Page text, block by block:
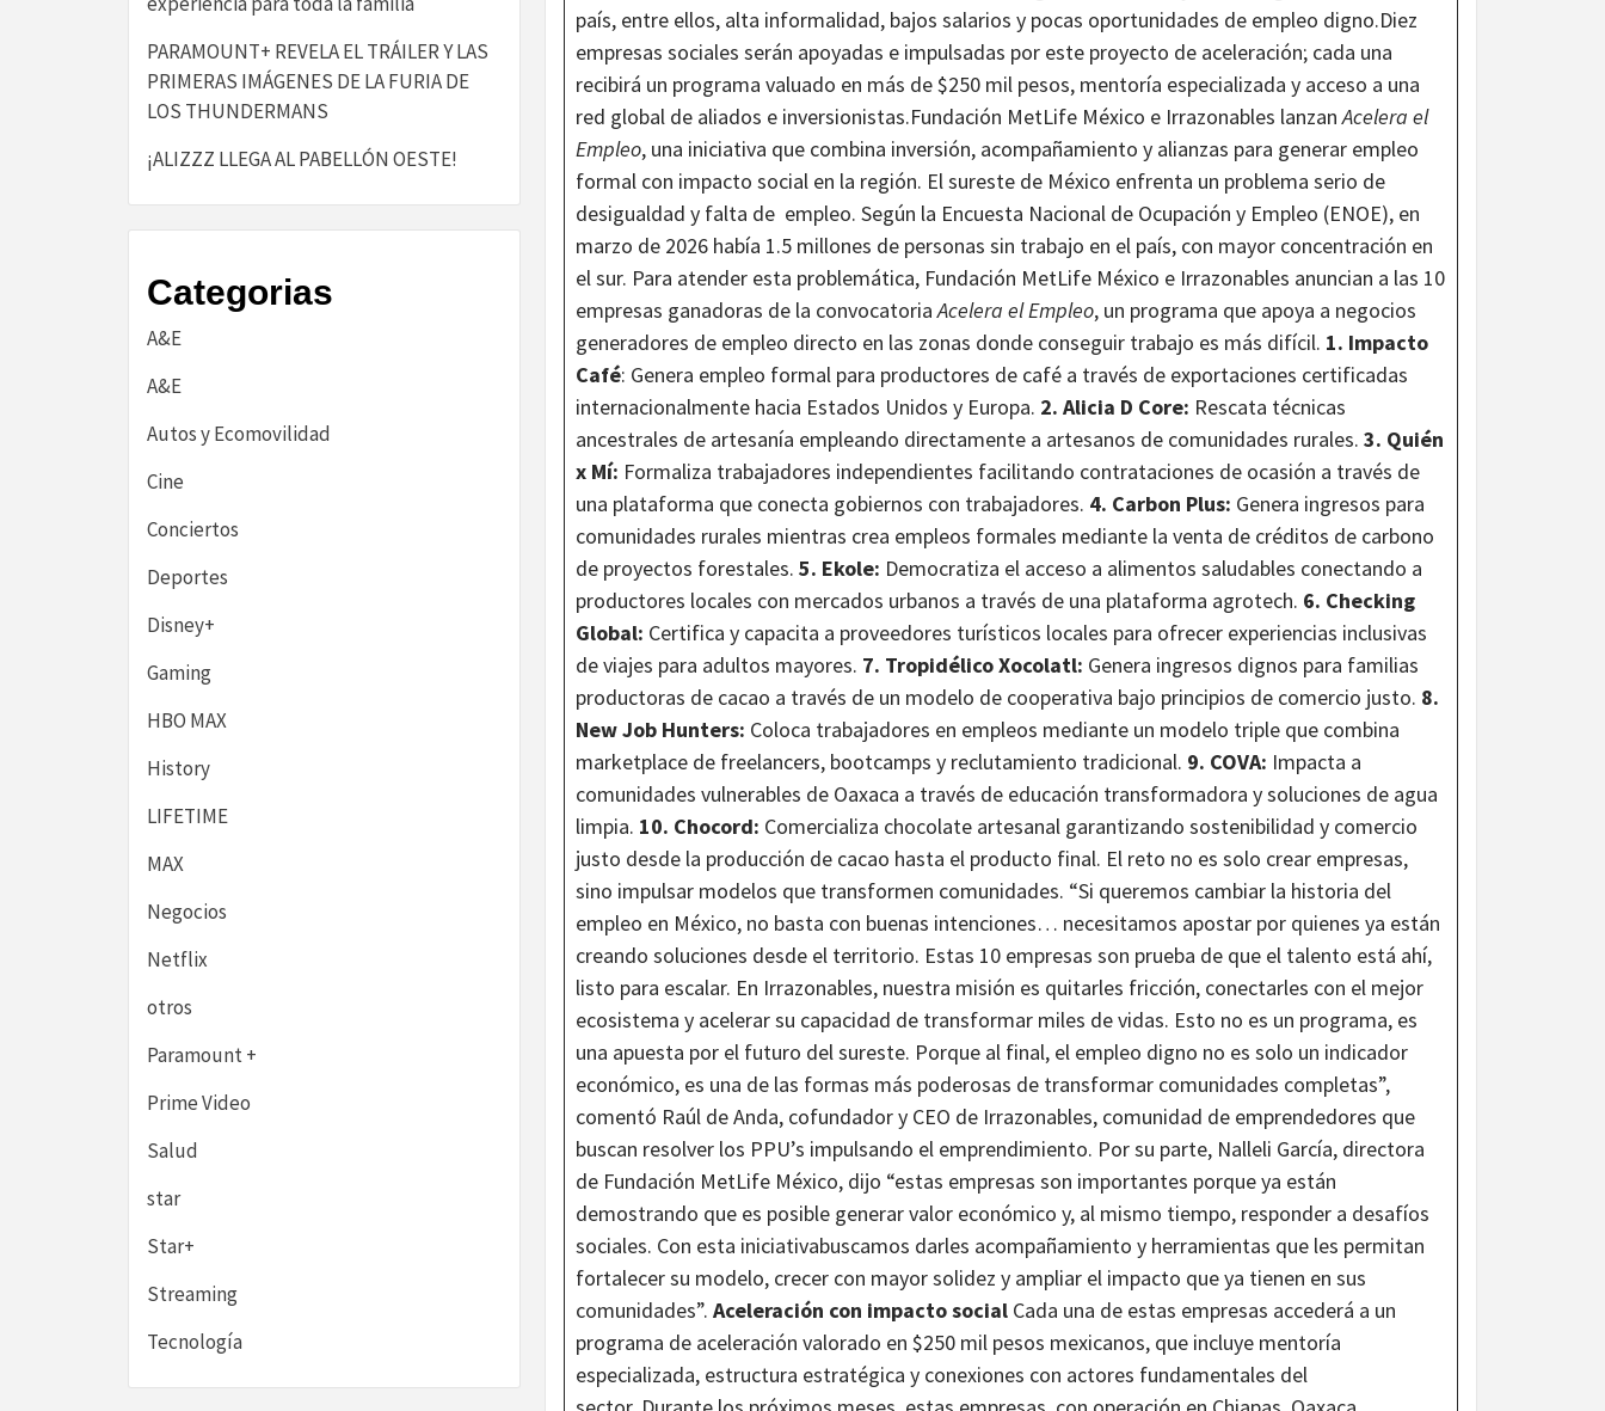
país, entre ellos, alta informalidad, bajos salarios y pocas oportunidades de empleo digno.Diez
empresas sociales serán apoyadas e impulsadas por este proyecto de aceleración; cada una
recibirá un programa valuado en más de $250 mil pesos, mentoría especializada y acceso a una
red global de aliados e inversionistas.Fundación MetLife México e Irrazonables lanzanAcelera el
Empleo, una iniciativa que combina inversión, acompañamiento y alianzas para generar empleo
formal con impacto social en la región. El sureste de México enfrenta un problema serio de
desigualdad y falta de empleo. Según la Encuesta Nacional de Ocupación y Empleo (ENOE), en
marzo de 2026 había 1.5 millones de personas sin trabajo en el país, con mayor concentración en
el sur. Para atender esta problemática, Fundación MetLife México e Irrazonables anuncian a las 10
empresas ganadoras de la convocatoriaAcelera el Empleo, un programa que apoya a negocios
generadores de empleo directo en las zonas donde conseguir trabajo es más difícil. 1. Impacto
Café: Genera empleo formal para productores de café a través de exportaciones certificadas
internacionalmente hacia Estados Unidos y Europa. 2. Alicia D Core: Rescata técnicas
ancestrales de artesanía empleando directamente a artesanos de comunidades rurales. 3. Quién
x Mí: Formaliza trabajadores independientes facilitando contrataciones de ocasión a través de
una plataforma que conecta gobiernos con trabajadores. 4. Carbon Plus: Genera ingresos para
comunidades rurales mientras crea empleos formales mediante la venta de créditos de carbono
de proyectos forestales. 5. Ekole: Democratiza el acceso a alimentos saludables conectando a
productores locales con mercados urbanos a través de una plataforma agrotech. 6. Checking
Global: Certifica y capacita a proveedores turísticos locales para ofrecer experiencias inclusivas
de viajes para adultos mayores. 7. Tropidélico Xocolatl: Genera ingresos dignos para familias
productoras de cacao a través de un modelo de cooperativa bajo principios de comercio justo. 8.
New Job Hunters: Coloca trabajadores en empleos mediante un modelo triple que combina
marketplace de freelancers, bootcamps y reclutamiento tradicional. 9. COVA: Impacta a
comunidades vulnerables de Oaxaca a través de educación transformadora y soluciones de agua
limpia. 10. Chocord: Comercializa chocolate artesanal garantizando sostenibilidad y comercio
justo desde la producción de cacao hasta el producto final. El reto no es solo crear empresas,
sino impulsar modelos que transformen comunidades. “Si queremos cambiar la historia del
empleo en México, no basta con buenas intenciones… necesitamos apostar por quienes ya están
creando soluciones desde el territorio. Estas 10 empresas son prueba de que el talento está ahí,
listo para escalar. En Irrazonables, nuestra misión es quitarles fricción, conectarles con el mejor
ecosistema y acelerar su capacidad de transformar miles de vidas. Esto no es un programa, es
una apuesta por el futuro del sureste. Porque al final, el empleo digno no es solo un indicador
económico, es una de las formas más poderosas de transformar comunidades completas”,
comentó Raúl de Anda, cofundador y CEO de Irrazonables, comunidad de emprendedores que
buscan resolver los PPU’s impulsando el emprendimiento. Por su parte, Nalleli García, directora
de Fundación MetLife México, dijo “estas empresas son importantes porque ya están
demostrando que es posible generar valor económico y, al mismo tiempo, responder a desafíos
sociales. Con esta iniciativabuscamos darles acompañamiento y herramientas que les permitan
fortalecer su modelo, crecer con mayor solidez y ampliar el impacto que ya tienen en sus
comunidades”. Aceleración con impacto social Cada una de estas empresas accederá a un
programa de aceleración valorado en $250 mil pesos mexicanos, que incluye mentoría
especializada, estructura estratégica y conexiones con actores fundamentales del
PARAMOUNT+ REVELA EL TRÁILER Y LAS
PRIMERAS IMÁGENES DE LA FURIA DE
LOS THUNDERMANS
¡ALIZZZ LLEGA AL PABELLÓN OESTE!
Categorias
A&E
A&E
Autos y Ecomovilidad
Cine
Conciertos
Deportes
Disney+
Gaming
HBO MAX
History
LIFETIME
MAX
Negocios
Netflix
otros
Paramount +
Prime Video
Salud
star
Star+
Streaming
Tecnología